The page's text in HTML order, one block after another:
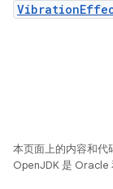
本页面上的内容和代
OpenJDK 是 Oracle